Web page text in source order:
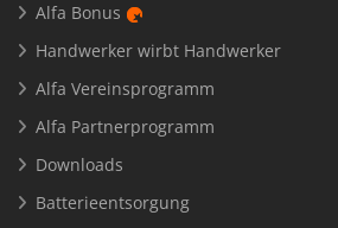
Alfa Bonus
Handwerker wirbt Handwerker
Alfa Vereinsprogramm
Alfa Partnerprogramm
Downloads
Batterieentsorgung